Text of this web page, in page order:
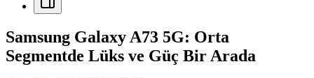
Samsung Galaxy A73 5G: Orta
Segmentde Lüks ve Güç Bir Arada